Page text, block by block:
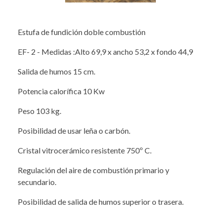
Estufa de fundición doble combustión
EF- 2 - Medidas :Alto 69,9 x ancho 53,2 x fondo 44,9
Salida de humos 15 cm.
Potencia calorífica 10 Kw
Peso 103 kg.
Posibilidad de usar leña o carbón.
Cristal vitrocerámico resistente 750º C.
Regulación del aire de combustión primario y
secundario.
Posibilidad de salida de humos superior o trasera.